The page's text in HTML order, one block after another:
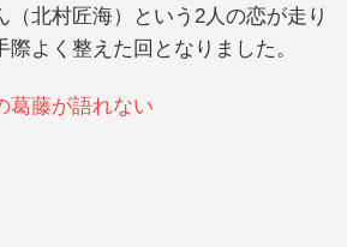
（北村匠海）という2人の恋が走り
よく整えた回となりました。
葛藤が語れない